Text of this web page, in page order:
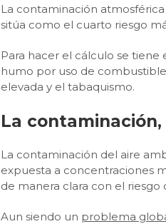
La contaminación
sitúa como el cuarto riesgo
Para hacer el cálculo se tiene
humo por uso de
elevada y el tabaquismo.
La
La contaminación del aire
expuesta a concentraciones
de manera clara con el
Aun siendo un problema